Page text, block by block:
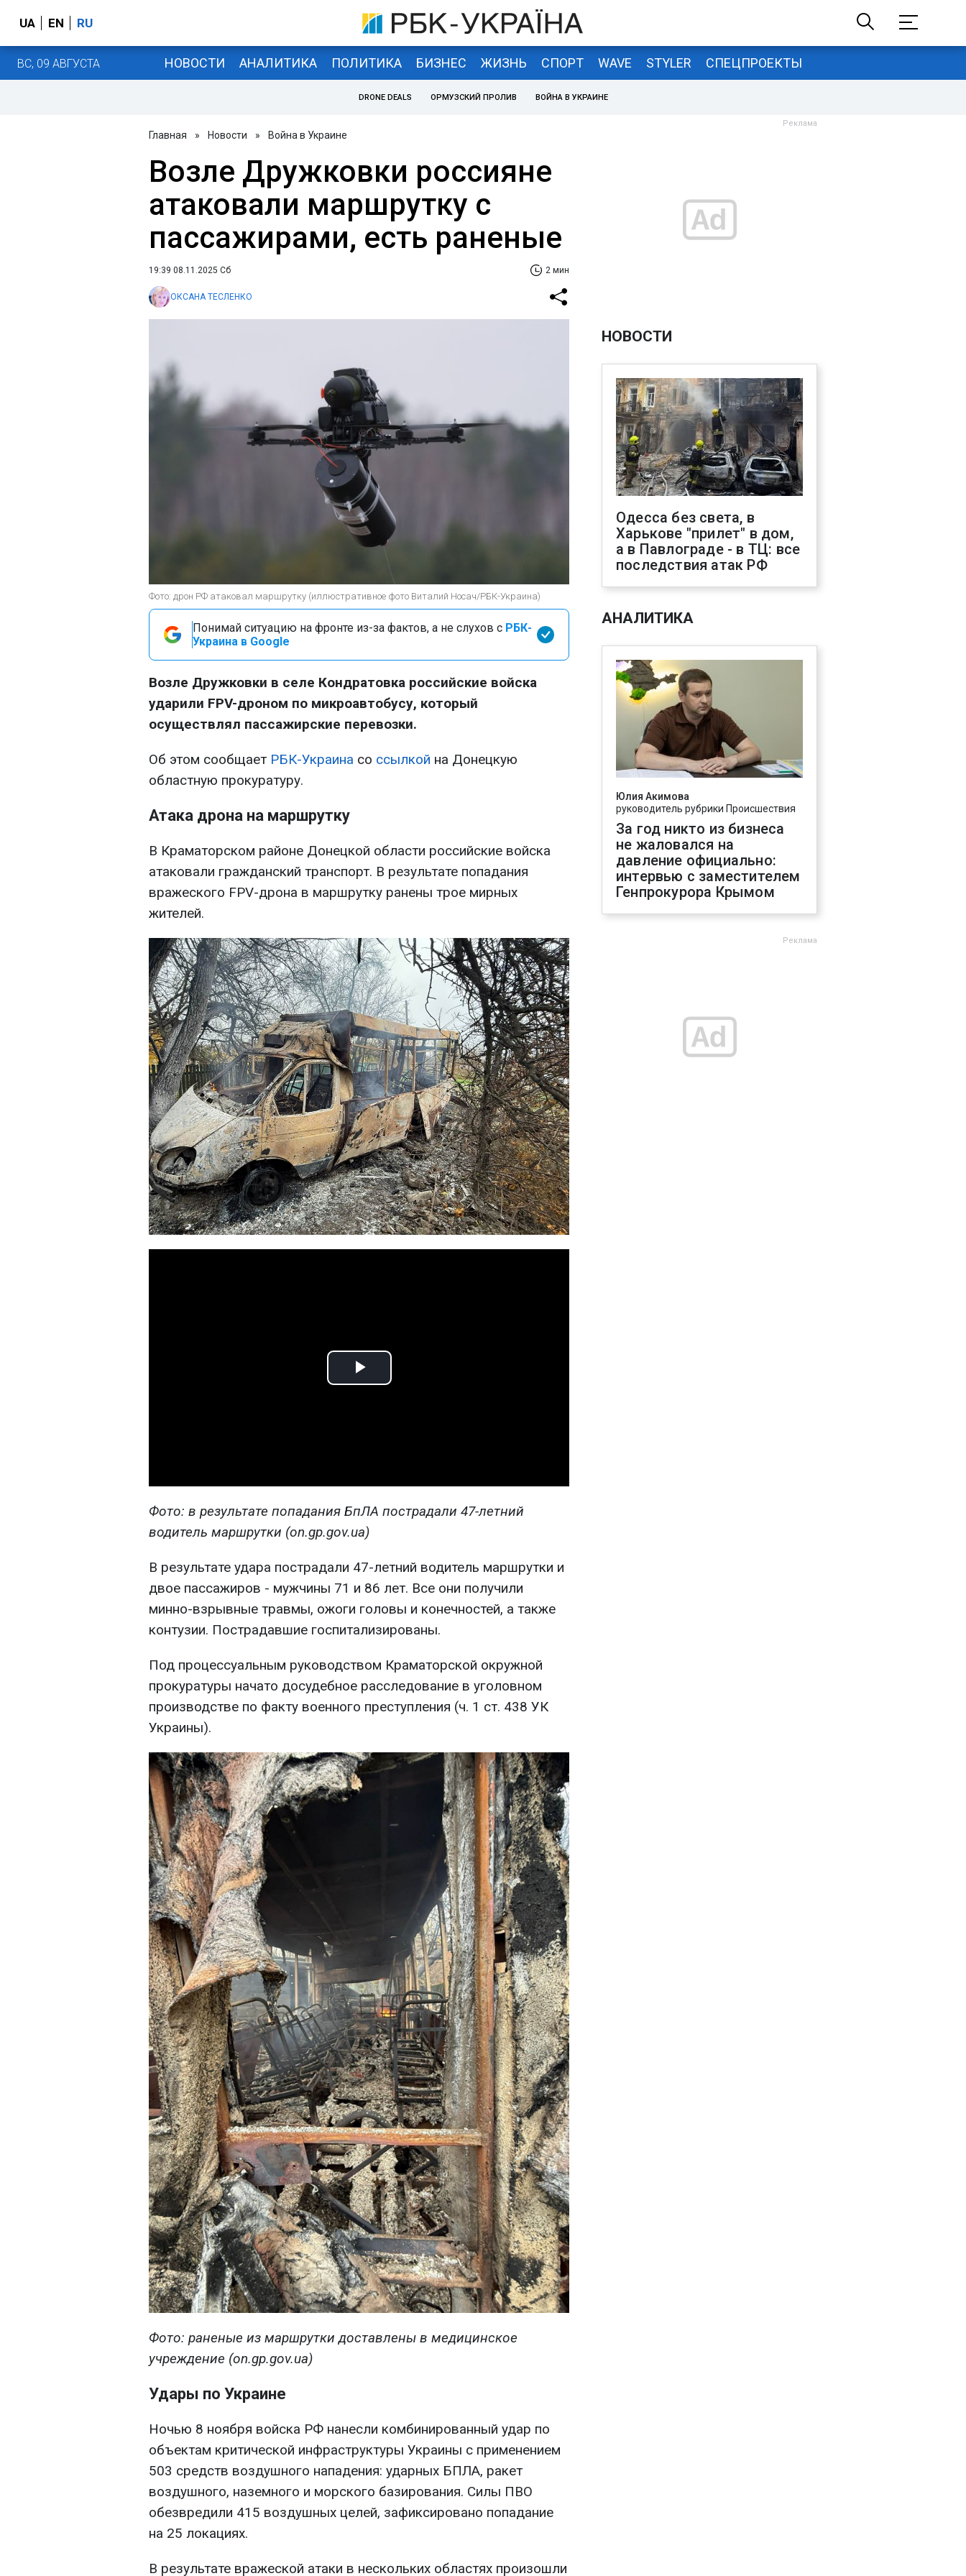
UA EN RU
ВС, 09 АВГУСТА НОВОСТИ АНАЛИТИКА ПОЛИТИКА БИЗНЕС ЖИЗНЬ СПОРТ WAVE STYLER СПЕЦПРОЕКТЫ
DRONE DEALS ОРМУЗСКИЙ ПРОЛИВ ВОЙНА В УКРАИНЕ
Главная » Новости » Война в Украине
Возле Дружковки россияне
атаковали маршрутку с
пассажирами, есть раненые
19:39 08.11.2025 Сб 2 мин
ОКСАНА ТЕСЛЕНКО
Фото: дрон РФ атаковал маршрутку (иллюстративное фото Виталий Носач/РБК-Украина)
Понимай ситуацию на фронте из-за фактов, а не слухов с РБК-
Украина в Google
Возле Дружковки в селе Кондратовка российские войска
ударили FPV-дроном по микроавтобусу, который
осуществлял пассажирские перевозки.
Об этом сообщает РБК-Украина со ссылкой на Донецкую
областную прокуратуру.
Атака дрона на маршрутку
В Краматорском районе Донецкой области российские войска
атаковали гражданский транспорт. В результате попадания
вражеского FPV-дрона в маршрутку ранены трое мирных
жителей.
Play
Фото: в результате попадания БпЛА пострадали 47-летний
водитель маршрутки (on.gp.gov.ua)
В результате удара пострадали 47-летний водитель маршрутки и
двое пассажиров - мужчины 71 и 86 лет. Все они получили
минно-взрывные травмы, ожоги головы и конечностей, а также
контузии. Пострадавшие госпитализированы.
Под процессуальным руководством Краматорской окружной
прокуратуры начато досудебное расследование в уголовном
производстве по факту военного преступления (ч. 1 ст. 438 УК
Украины).
Фото: раненые из маршрутки доставлены в медицинское
учреждение (on.gp.gov.ua)
Удары по Украине
Ночью 8 ноября войска РФ нанесли комбинированный удар по
объектам критической инфраструктуры Украины с применением
503 средств воздушного нападения: ударных БПЛА, ракет
воздушного, наземного и морского базирования. Силы ПВО
обезвредили 415 воздушных целей, зафиксировано попадание
на 25 локациях.
В результате вражеской атаки в нескольких областях произошли
НОВОСТИ
Одесса без света, в
Харькове "прилет" в дом,
а в Павлограде - в ТЦ: все
последствия атак РФ
АНАЛИТИКА
Юлия Акимова
руководитель рубрики Происшествия
За год никто из бизнеса
не жаловался на
давление официально:
интервью с заместителем
Генпрокурора Крымом